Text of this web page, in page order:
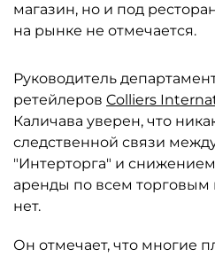
магазин, но и под
на рынке не отмечается.
Руководитель
ретейлеров Colliers
Каличава уверен, что
следственной связи
"Интерторга" и
аренды по всем
нет.
Он отмечает, что многие